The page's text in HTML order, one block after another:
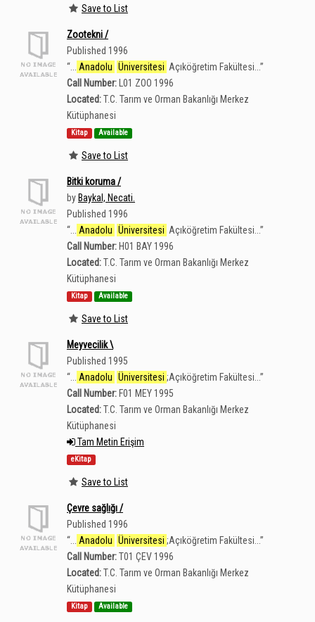
Save to List
Zootekni /
Published 1996
“
Anadolu Üniversitesi Açıköğretim Fakültesi...”
Call Number: L01 ZOO 1996
Located:T.C. Tarım ve Orman Bakanlığı Merkez
Kütüphanesi
Kitap Available
Save to List
Bitki koruma /
by Baykal, Necati.
Published 1996
“
Anadolu Üniversitesi Açıköğretim Fakültesi...”
Call Number: H01 BAY 1996
Located:T.C. Tarım ve Orman Bakanlığı Merkez
Kütüphanesi
Kitap Available
Save to List
Meyvecilik \
Published 1995
“
Anadolu Üniversitesi ;Açıköğretim Fakültesi...”
Call Number: F01 MEY 1995
Located:T.C. Tarım ve Orman Bakanlığı Merkez
Kütüphanesi
Tam Metin Erişim
eKitap
Save to List
Çevre sağlığı /
Published 1996
“
Anadolu Üniversitesi ;Açıköğretim Fakültesi...”
Call Number:T01 ÇEV 1996
Located:T.C. Tarım ve Orman Bakanlığı Merkez
Kütüphanesi
Kitap Available